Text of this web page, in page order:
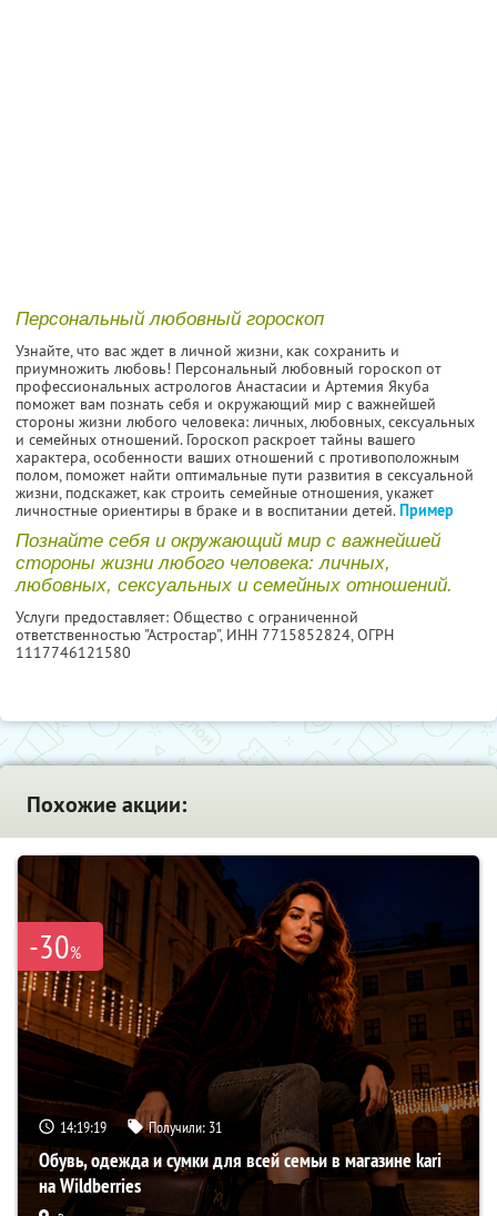
Персональный любовный гороскоп
Узнайте, что вас ждет в личной жизни, как сохранить и
приумножить любовь! Персональный любовный гороскоп от
профессиональных астрологов Анастасии и Артемия Якуба
поможет вам познать себя и окружающий мир с важнейшей
стороны жизни любого человека: личных, любовных, сексуальных
и семейных отношений. Гороскоп раскроет тайны вашего
характера, особенности ваших отношений с противоположным
полом, поможет найти оптимальные пути развития в сексуальной
жизни, подскажет, как строить семейные отношения, укажет
личностные ориентиры в браке и в воспитании детей.Пример
Познайте себя и окружающий мир с важнейшей
стороны жизни любого человека: личных,
любовных, сексуальных и семейных отношений.
Услуги предоставляет: Общество с ограниченной
ответственностью "Астростар", ИНН 7715852824, ОГРН
1117746121580
Похожие акции:
-30%
14:19:17 Получили: 31
Обувь, одежда и сумки для всей семьи в магазине kari
на Wildberries